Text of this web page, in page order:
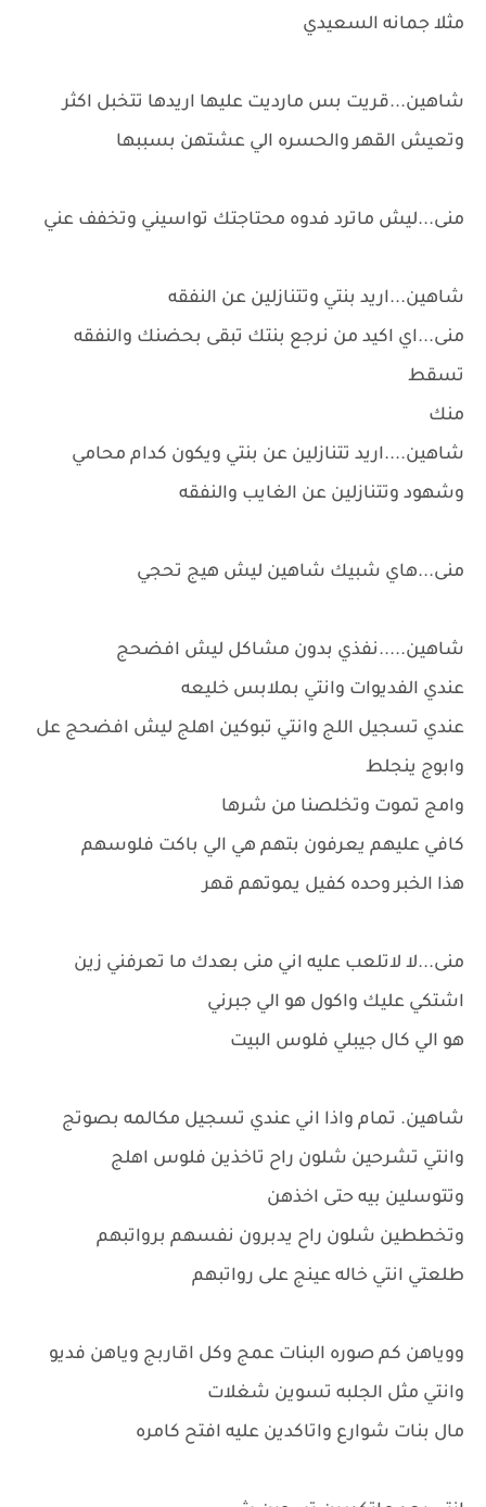
مثلا جمانه السعيدي
شاهين...قريت بس مارديت عليها اريدها تتخبل اكثر
وتعيش القهر والحسره الي عشتهن بسببها
منى...ليش ماترد فدوه محتاجتك تواسيني وتخفف عني
شاهين...اريد بنتي وتتنازلين عن النفقه
منى...اي اكيد من نرجع بنتك تبقى بحضنك والنفقه
تسقط
منك
شاهين....اريد تتنازلين عن بنتي ويكون كدام محامي
وشهود وتتنازلين عن الغايب والنفقه
منى...هاي شبيك شاهين ليش هيج تحجي
شاهين.....نفذي بدون مشاكل ليش افضحج
عندي الفديوات وانتي بملابس خليعه
عندي تسجيل اللج وانتي تبوكين اهلج ليش افضحج عل
وابوج ينجلط
وامج تموت وتخلصنا من شرها
كافي عليهم يعرفون بتهم هي الي باكت فلوسهم
هذا الخبر وحده كفيل يموتهم قهر
منى...لا لاتلعب عليه اني منى بعدك ما تعرفني زين
اشتكي عليك واكول هو الي جبرني
هو الي كال جيبلي فلوس البيت
شاهين. تمام واذا اني عندي تسجيل مكالمه بصوتج
وانتي تشرحين شلون راح تاخذين فلوس اهلج
وتتوسلين بيه حتى اخذهن
وتخططين شلون راح يدبرون نفسهم برواتبهم
طلعتي انتي خاله عينج على رواتبهم
ووياهن كم صوره البنات عمج وكل اقاربج وياهن فديو
وانتي مثل الجلبه تسوين شغلات
مال بنات شوارع واتاكدين عليه افتح كامره